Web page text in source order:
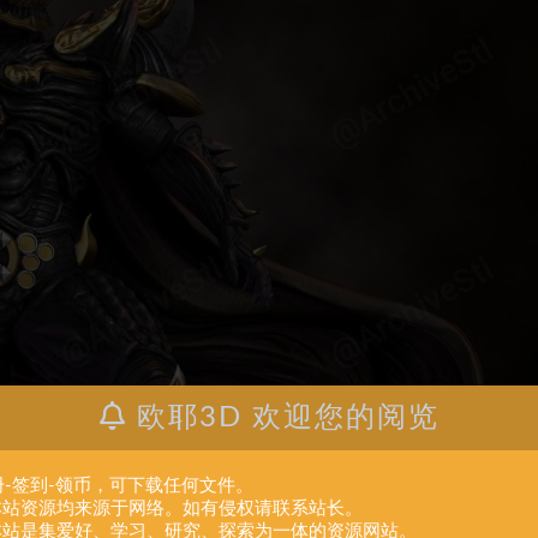
欧耶3D 欢迎您的阅览
-签到-领币，可下载任何文件。
资源均来源于网络。如有侵权请联系站长。
是集爱好、学习、研究、探索为一体的资源网站。